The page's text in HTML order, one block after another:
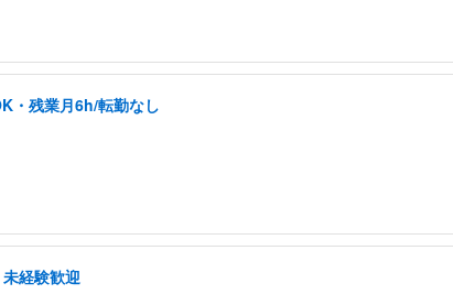
・残業月6h/転勤なし
経験歓迎